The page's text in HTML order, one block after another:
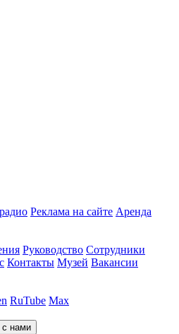
Реклама на сайте Аренда
Руководство Сотрудники
Контакты Музей Вакансии
RuTube Max
с нами